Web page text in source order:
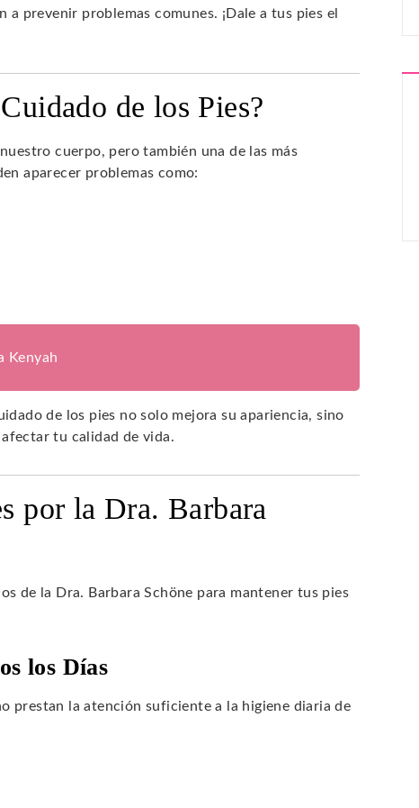
prevenir problemas comunes. ¡Dale a tus pies el
de los Pies?
cuerpo, pero también una de las más
aparecer problemas como:
Kenyah
de los pies no solo mejora su apariencia, sino
tu calidad de vida.
por la Dra. Barbara
de la Dra. Barbara Schöne para mantener tus pies
los Días
prestan la atención suficiente a la higiene diaria de